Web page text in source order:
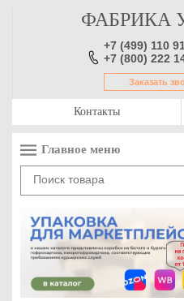
ФАБРИКА
+7 (499) 110
+7 (800) 222
Заказать
Контакты
Главное меню